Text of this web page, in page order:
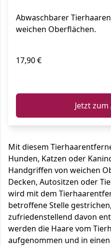
Katzenhaare
Abwaschbarer
weichen Oberflächen.
17,90 €
Jetzt
Mit diesem
Hunden, Katzen oder
Handgriffen von weichen
Decken, Autositzen oder
wird mit dem
betroffene Stelle
zufriedenstellend davon
werden die Haare vom
aufgenommen und in